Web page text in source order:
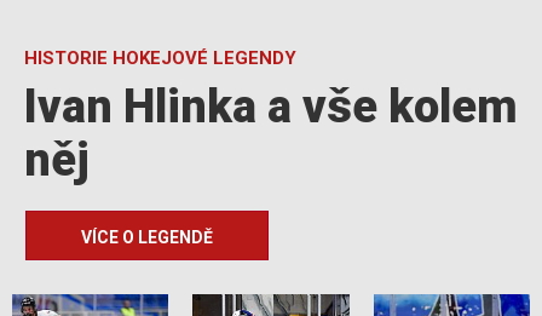
HISTORIE HOKEJOVÉ LEGENDY
Ivan Hlinka a vše kolem
něj
VÍCE O LEGENDĚ